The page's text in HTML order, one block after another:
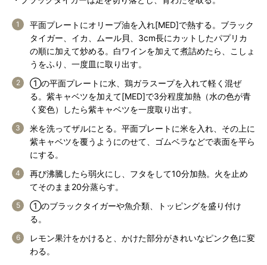
平面プレートにオリーブ油を入れ[MED]で熱する。ブラック
タイガー、イカ、ムール貝、3cm長にカットしたパプリカ
の順に加えて炒める。白ワインを加えて煮詰めたら、こしょ
うをふり、一度皿に取り出す。
①の平面プレートに水、鶏ガラスープを入れて軽く混ぜ
る。紫キャベツを加えて[MED]で3分程度加熱（水の色が青
く変色）したら紫キャベツを一度取り出す。
米を洗ってザルにとる。平面プレートに米を入れ、その上に
紫キャベツを覆うようにのせて、ゴムベラなどで表面を平ら
にする。
再び沸騰したら弱火にし、フタをして10分加熱。火を止め
てそのまま20分蒸らす。
①のブラックタイガーや魚介類、トッピングを盛り付け
る。
レモン果汁をかけると、かけた部分がきれいなピンク色に変
わる。